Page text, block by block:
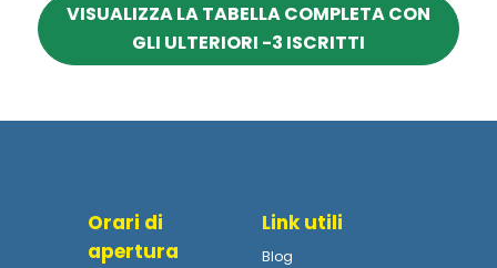
VISUALIZZA LA TABELLA COMPLETA CON
GLI ULTERIORI -3 ISCRITTI
Orari di
apertura
Link utili
Blog